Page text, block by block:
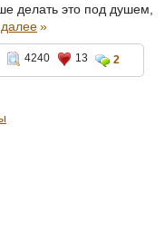
делать это под душем,
далее»
4240 13 2